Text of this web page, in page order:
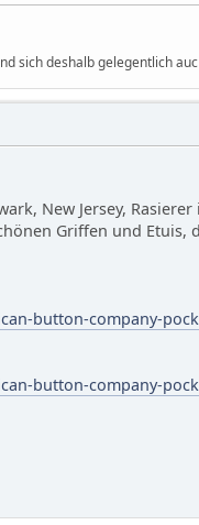
sich deshalb gelegentlich
New Jersey,
Griffen und
button-company-
button-company-